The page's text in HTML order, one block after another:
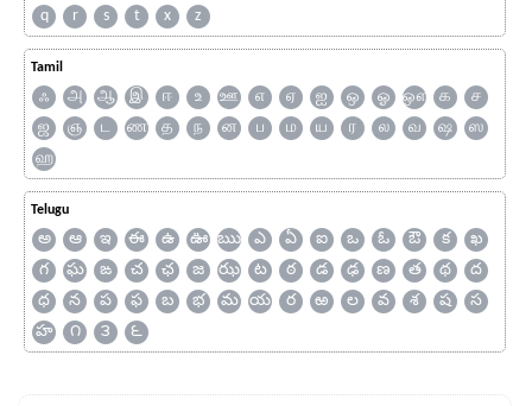
q
r s t x z
Tamil
ஃ அ ஆ இ ஈ உ ஊ எ ஏ ஐ ஒ ஓ ஔ க
ச
ஜ
ஞ ட ண த ந ன ப ம ய ர ல வ ஷ
ஸ
ஹ
Telugu
అ ఆ ఇ ఈ ఉ ఊ ఋ ఎ ఏ ఐ ఒ ఓ ఔ క
ఖ
గ
ఘ ఙ చ ఛ జ ఝ ట ఠ డ ఢ ణ త థ
ద
ధ
న ప ఫ బ భ మ య ర ఱ ల వ శ ష
స
హ
౧ ౩ ౬